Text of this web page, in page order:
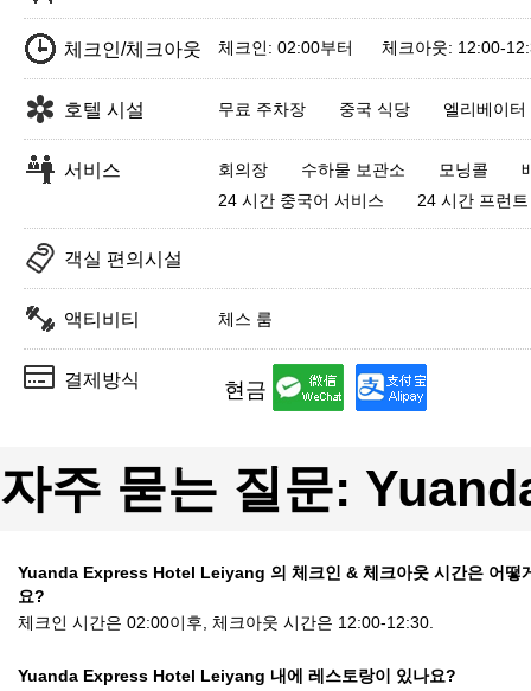
체크인/체크아웃 체크인: 02:00부터 체크아웃: 12:00-
호텔 시설 무료 주차장 중국 식당 엘리베이터
서비스 회의장 수하물 보관소 모닝콜
24 시간 중국어 서비스
24 시간 프런
객실 편의시설
액티비티 체스 룸
결제방식 현금
자주 묻는 질문:
Yuanda Express Hotel Leiyang 의 체크인 & 체크아웃 시간은 어떻
요?
체크인 시간은 02:00이후, 체크아웃 시간은 12:00-12:30.
Yuanda Express Hotel Leiyang 내에 레스토랑이 있나요?